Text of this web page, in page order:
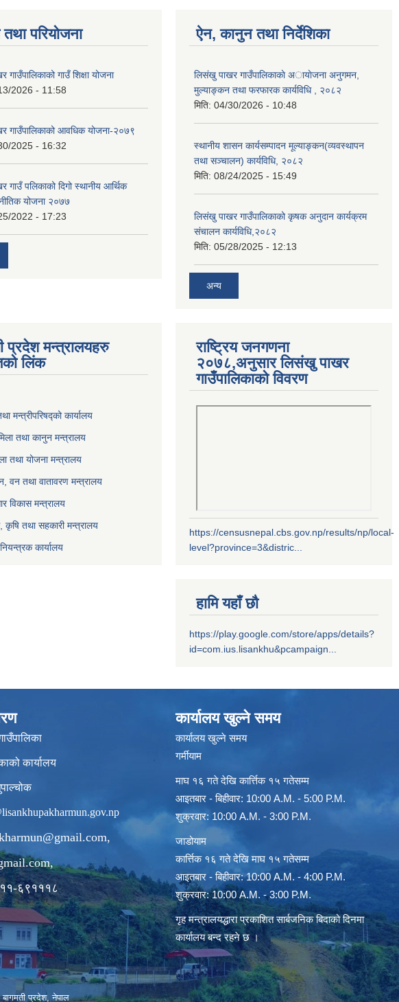
परियोजना
गाउँपालिकाको गाउँ शिक्षा योजना
2026 - 11:58
गाउँपालिकाको आवधिक योजना-२०७९
2025 - 16:32
गाउँ पलिकाको दिगो स्थानीय आर्थिक
योजना २०७७
2022 - 17:23
ऐन, कानुन तथा निर्देशिका
लिसंखु पाखर गाउँपालिकाकाे अायाेजना अनुगमन,
मुल्याङ्कन तथा फरफारक कार्यविधि , २०८२
मिति: 04/30/2026 - 10:48
स्थानीय शासन कार्यसम्पादन मूल्याङ्कन(व्यवस्थापन
तथा सञ्चालन) कार्यविधि, २०८२
मिति: 08/24/2025 - 15:49
लिसंखु पाखर गाउँपालिकाको कृषक अनुदान कार्यक्रम
संचालन कार्यविधि,२०८२
मिति: 05/28/2025 - 12:13
अन्य
प्रदेश मन्त्रालयहरु
लिंक
मन्त्रीपरिषद्को कार्यालय
तथा कानुन मन्त्रालय
तथा योजना मन्त्रालय
वन तथा वातावरण मन्त्रालय
विकास मन्त्रालय
कृषि तथा सहकारी मन्त्रालय
कार्यालय
राष्ट्रिय जनगणना
२०७८,अनुसार लिसंखु पाखर
गाउँपालिकाको विवरण
https://censusnepal.cbs.gov.np/results/np/local-
level?province=3&distric...
हामि यहाँ छौ
https://play.google.com/store/apps/details?
id=com.ius.lisankhu&pcampaign...
कार्यालय
,
,
६९१११८
कार्यालय खुल्ने समय
कार्यालय खुल्ने समय
गर्मीयाम
माघ १६ गते देखि कार्त्तिक १५ गतेसम्म
आइतबार - बिहीवार: 10:00 A.M. - 5:00 P.M.
शुक्रवार: 10:00 A.M. - 3:00 P.M.
जाडोयाम
कार्त्तिक १६ गते देखि माघ १५ गतेसम्म
आइतबार - बिहीवार: 10:00 A.M. - 4:00 P.M.
शुक्रवार: 10:00 A.M. - 3:00 P.M.
गृह मन्त्रालयद्धारा प्रकाशित सार्बजनिक बिदाको दिनमा
कार्यालय बन्द रहने छ ।
प्रदेश, नेपाल